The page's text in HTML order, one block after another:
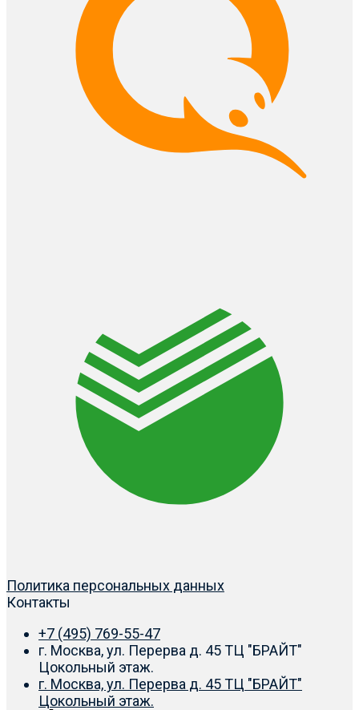
Политика персональных данных
Контакты
+7 (495) 769-55-47
г. Москва, ул. Перерва д. 45 ТЦ "БРАЙТ"
Цокольный этаж.
г. Москва, ул. Перерва д. 45 ТЦ "БРАЙТ"
Цокольный этаж.